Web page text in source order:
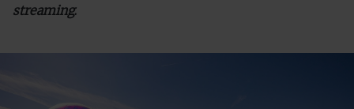
streaming.